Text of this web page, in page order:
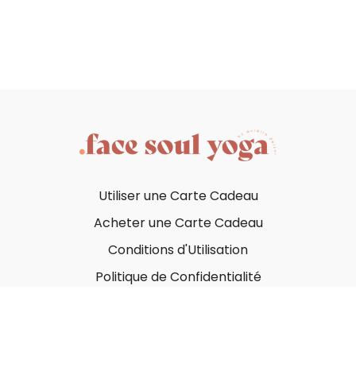
Utiliser une Carte Cadeau
Acheter une Carte Cadeau
Conditions d'Utilisation
Politique de Confidentialité